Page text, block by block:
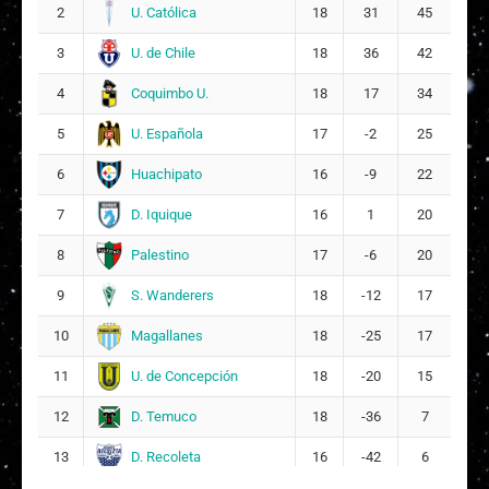
18
M
2 U. Católica 18 31 45
3 U. de Chile 18 36 42
4 Coquimbo U. 18 17 34
5 U. Española 17 -2 25
6 Huachipato 16 -9 22
7 D. Iquique 16 1 20
8 Palestino 17 -6 20
9 S. Wanderers 18 -12 17
10 Magallanes 18 -25 17
11 U. de Concepción 18 -20 15
12 D. Temuco 18 -36 7
13 D. Recoleta 16 -42 6